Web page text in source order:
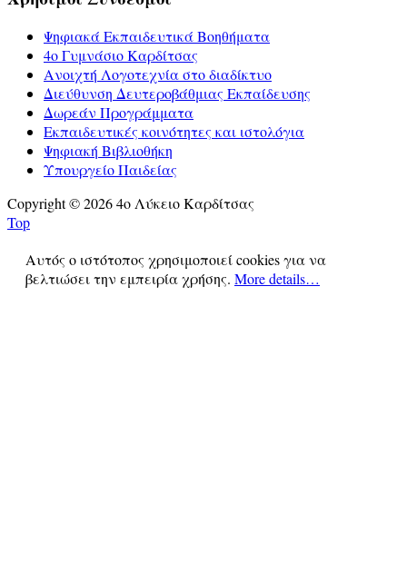
Ψηφιακά Εκπαιδευτικά Βοηθήματα
4ο Γυμνάσιο Καρδίτσας
Ανοιχτή Λογοτεχνία στο διαδίκτυο
Διεύθυνση Δευτεροβάθμιας Εκπαίδευσης
Δωρεάν Προγράμματα
Εκπαιδευτικές κοινότητες και ιστολόγια
Ψηφιακή Βιβλιοθήκη
Υπουργείο Παιδείας
Copyright © 2026 4ο Λύκειο Καρδίτσας
Top
Αυτός ο ιστότοπος χρησιμοποιεί cookies για να
βελτιώσει την εμπειρία χρήσης. More details…